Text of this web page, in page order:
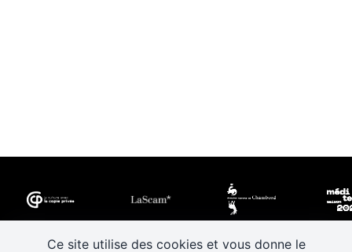
Ce site utilise des cookies et vous donne le